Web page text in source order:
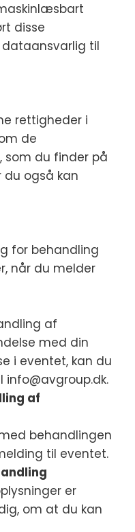
disse
til
rettigheder i
de
som du finder på
du også kan
for behandling
når du melder
af
med din
i eventet, kan du
af
behandlingen
til eventet.
er
om at du kan